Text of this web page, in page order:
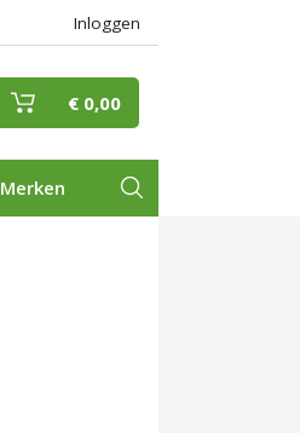
Inloggen
€ 0,00
Merken